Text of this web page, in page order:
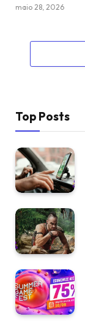
maio 28, 2026
Top Posts